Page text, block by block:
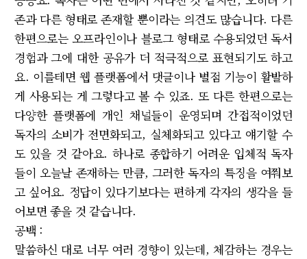
존과 다른 형태로 존재할 뿐이라는 의견도 많습니다. 다른
한편으로는 오프라인이나 블로그 형태로 수용되었던 독서
경험과 그에 대한 공유가 더 적극적으로 표현되기도 하고
요. 이를테면 웹 플랫폼에서 댓글이나 별점 기능이 활발하
게 사용되는 게 그렇다고 볼 수 있죠. 또 다른 한편으로는
다양한 플랫폼에 개인 채널들이 운영되며 간접적이었던
독자의 소비가 전면화되고, 실체화되고 있다고 얘기할 수
도 있을 것 같아요. 하나로 종합하기 어려운 입체적 독자
들이 오늘날 존재하는 만큼, 그러한 독자의 특징을 여쭤보
고 싶어요. 정답이 있다기보다는 편하게 각자의 생각을 들
어보면 좋을 것 같습니다.
공백 :
말씀하신 대로 너무 여러 경향이 있는데, 체감하는 경우는